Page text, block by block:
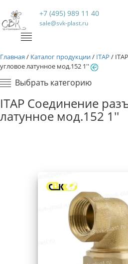
+7 (495) 989 11 40
sale@svk-plast.ru
Главная / Каталог продукции/ ITAP /
угловое латунное мод.152 1''
Выбрать категорию
ITAP Соединение
латунное мод.152 1''